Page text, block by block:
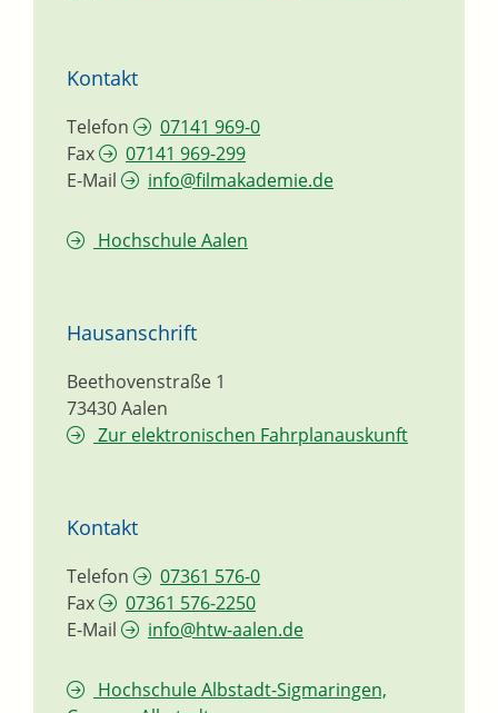
Kontakt
Telefon
07141 969-0
Fax
07141 969-299
E-Mail
info@filmakademie.de
Hochschule Aalen
Hausanschrift
Beethovenstraße 1
73430Aalen
Zur elektronischen Fahrplanauskunft
Kontakt
Telefon
07361 576-0
Fax
07361 576-2250
E-Mail
info@htw-aalen.de
Hochschule Albstadt-Sigmaringen,